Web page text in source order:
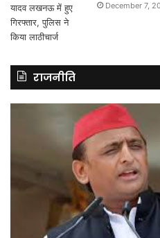
December 7,
राजनीति